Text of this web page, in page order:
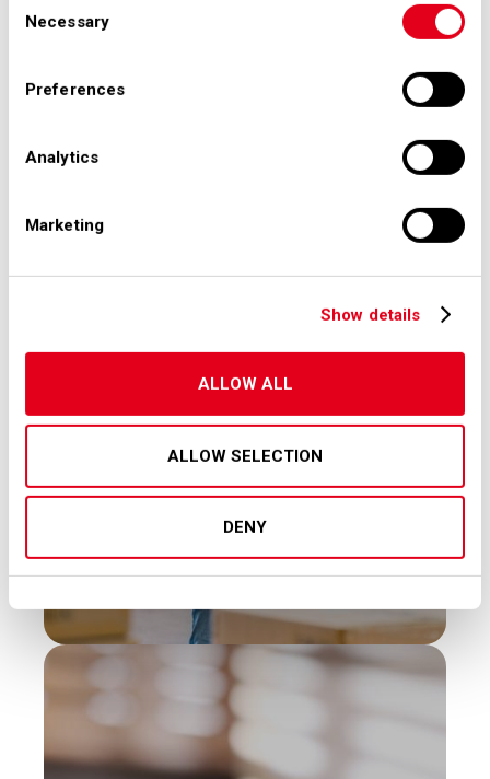
Selection
Necessary
Preferences
Analytics
Marketing
Show details
ALLOW ALL
ALLOW SELECTION
DENY
Scopri di più
Collabora con SEA
Scopri di più